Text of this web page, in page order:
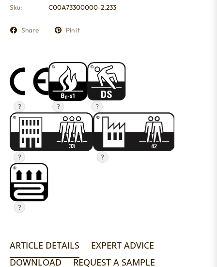
Sku:
C00A73300000-2,233
Share Pin it
? ? ?
? ?
?
ARTICLE DETAILS
EXPERT ADVICE
DOWNLOAD
REQUEST A SAMPLE